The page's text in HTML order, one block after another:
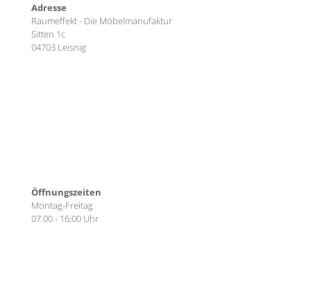
Adresse
Raumeffekt - Die Möbelmanufaktur
Sitten 1c
04703 Leisnig
Öffnungszeiten
Montag-Freitag
07:00 - 16:00 Uhr